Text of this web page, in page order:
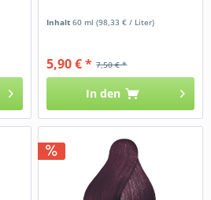
Inhalt60 ml(98,33 € / Liter)
7,50 € *
5,90 € *
In den